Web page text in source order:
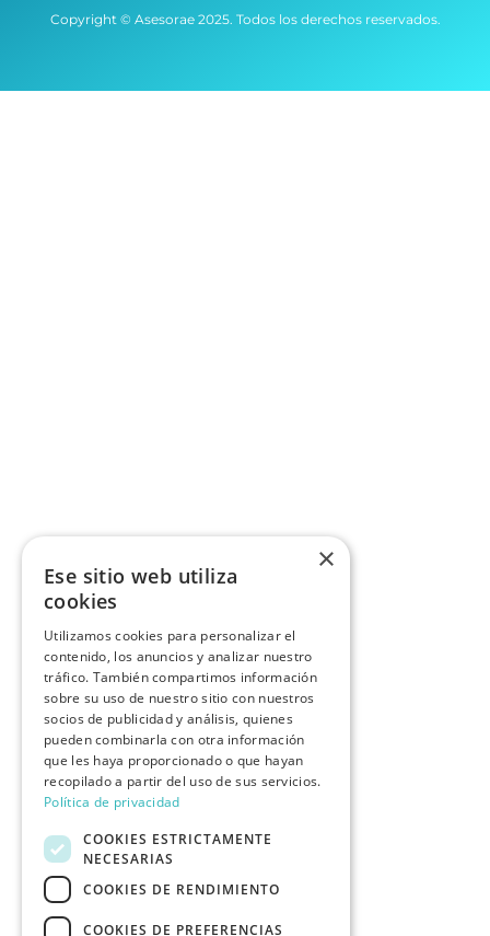
Copyright © Asesorae 2025. Todos los derechos reservados.
×
Ese sitio web utiliza
cookies
Utilizamos cookies para personalizar el
contenido, los anuncios y analizar nuestro
tráfico. También compartimos información
sobre su uso de nuestro sitio con nuestros
socios de publicidad y análisis, quienes
pueden combinarla con otra información
que les haya proporcionado o que hayan
recopilado a partir del uso de sus servicios.
Política de privacidad
COOKIES ESTRICTAMENTE
NECESARIAS
COOKIES DE RENDIMIENTO
COOKIES DE PREFERENCIAS